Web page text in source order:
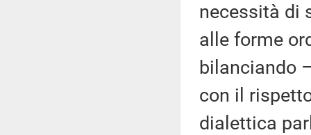
necessità di
alle forme
bilanciando
con il
dialettica